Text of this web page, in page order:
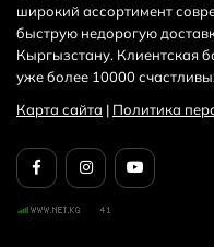
широкий ассортимент
быструю недорогую
Кыргызстану. Клиентская
уже более 10000
Карта сайта | Политика